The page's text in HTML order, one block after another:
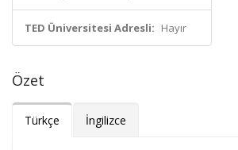
TED Üniversitesi Adresli: Hayır
Özet
Türkçe İngilizce